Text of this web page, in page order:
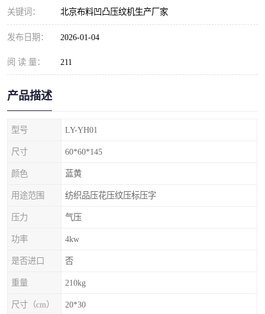
关键词： 北京布料凹凸压纹机生产厂家
发布日期： 2026-01-04
阅 读 量： 211
产品描述
型号 LY-YH01
尺寸 60*60*145
颜色 蓝黄
用途范围 纺织品压花压纹压标压字
压力 气压
功率 4kw
是否进口 否
重量 210kg
尺寸（cm） 20*30